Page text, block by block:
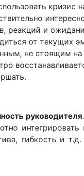
кризис
реакций и
от текущих
не стоящим
руководителя
гибкость и